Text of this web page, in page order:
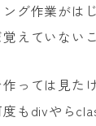
グ作業がは
えていない
作っては見た
もdivやら